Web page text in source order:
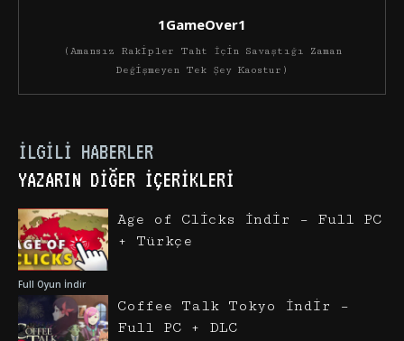
1GameOver1
(Amansız Rakipler Taht İçin Savaştığı Zaman
Değişmeyen Tek Şey Kaostur)
İLGILI HABERLER
YAZARIN DIĞER İÇERIKLERI
Full Oyun İndir
Age of Clicks İndir – Full PC
+ Türkçe
Coffee Talk Tokyo İndir –
Full PC + DLC